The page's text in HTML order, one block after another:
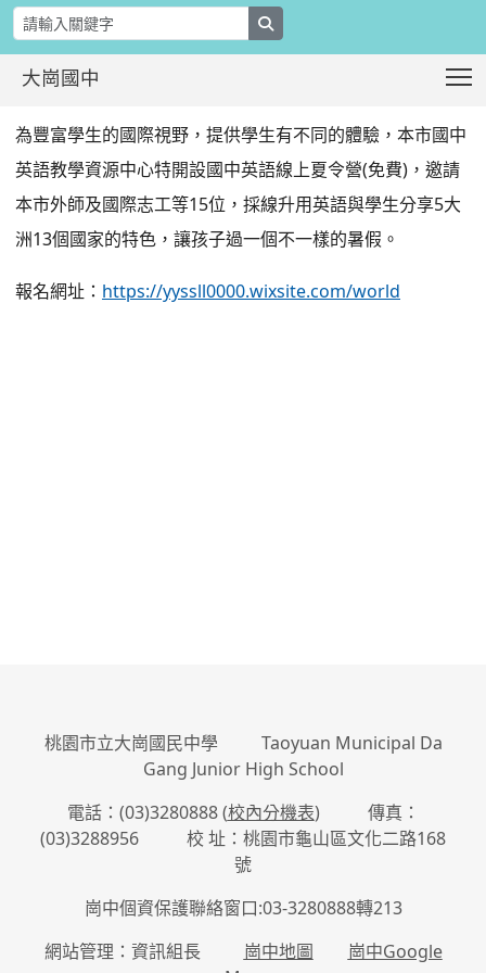
大崗國中
桃園市國中暑期線上夏令營 歡迎同學
為豐富學生的國際視野，提供學生有不同的體驗，本市國中
英語教學資源中心特開設國中英語線上夏令營(免費)，邀請
本市外師及國際志工等15位，採線升用英語與學生分享5大
洲13個國家的特色，讓孩子過一個不一樣的暑假。
報名網址： https://yyssll0000.wixsite.com/world
桃園市立大崗國民中學 Taoyuan Municipal Da
Gang Junior High School
電話：(03)3280888 (校內分機表) 傳真：
(03)3288956 校 址：桃園市龜山區文化二路168
號
崗中個資保護聯絡窗口:03-3280888轉213
網站管理：資訊組長 崗中地圖
崗中Google